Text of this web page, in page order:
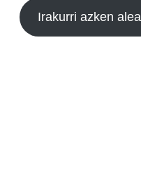
Irakurri azken alea